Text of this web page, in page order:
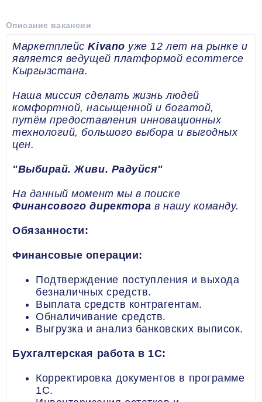
Описание вакансии
МаркетплейсKivano уже 12 лет на рынке и
является ведущей платформой ecommerce
Кыргызстана.
Наша миссия сделать жизнь людей
комфортной, насыщенной и богатой,
путём предоставления инновационных
технологий, большого выбора и выгодных
цен.
"Выбирай. Живи. Радуйся"
На данный момент мы в поиске
Финансового директора в нашу команду.
Обязанности:
Финансовые операции:
Подтверждение поступления и выхода
безналичных средств.
Выплата средств контрагентам.
Обналичивание средств.
Выгрузка и анализ банковских выписок.
Бухгалтерская работа в 1С:
Корректировка документов в программе
1С.